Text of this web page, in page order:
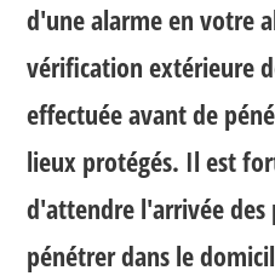
d'une alarme en votre
vérification extérieure
effectuée avant de
lieux protégés. Il est
d'attendre l'arrivée des
pénétrer dans le